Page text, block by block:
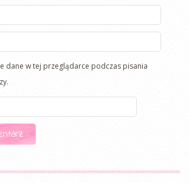
dane w tej przeglądarce podczas pisania